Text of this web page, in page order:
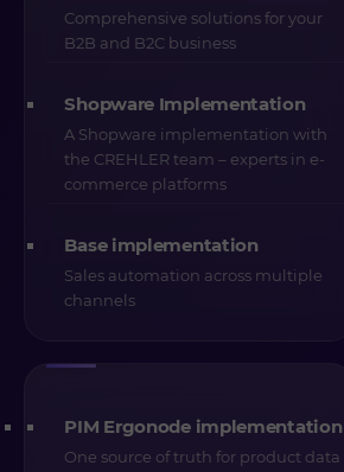
Comprehensive solutions for your
B2B and B2C business
Shopware Implementation
A Shopware implementation with
the CREHLER team – experts in e-
commerce platforms
Base implementation
Sales automation across multiple
channels
PIM Ergonode implementation
One source of truth for product data
pozwoli Ci odkryć pełen potencjał
i wdrożyć narzędzia, które pomogą
dlaczego warto z niej skorzystać ↓
funkcje
– skoro już płacisz
jej pełnego potencjału!
w Twojej branży.